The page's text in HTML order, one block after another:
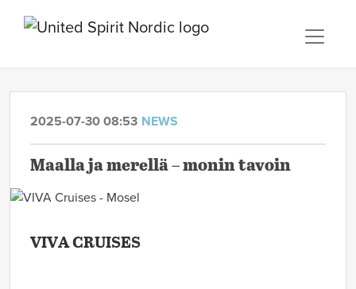
2025-07-30 08:53 NEWS
Maalla ja merellä – monin tavoin
VIVA CRUISES